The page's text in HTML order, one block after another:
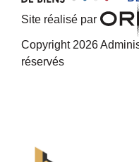
Site réalisé par
Copyright 2026
réservés